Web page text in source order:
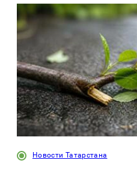
Новости Татарстана